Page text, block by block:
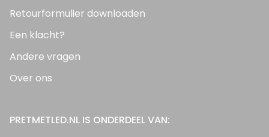
Retourformulier downloaden
Een klacht?
Andere vragen
Over ons
PRETMETLED.NL IS ONDERDEEL VAN: